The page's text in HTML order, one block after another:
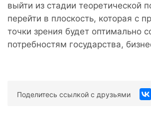
выйти из стадии теоретической
перейти в плоскость, которая с
точки зрения будет оптимально
потребностям государства,
Поделитесь ссылкой с друзьями